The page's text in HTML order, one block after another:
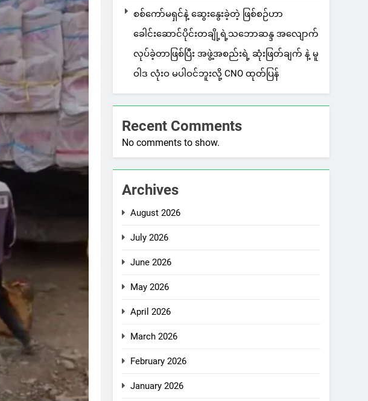
စစ်ကော်မရှင်နဲ့ ဆွေးနွေးခဲ့တဲ့ ဖြစ်စဉ်ဟာ
ခေါင်းဆောင်ပိုင်းတချို့ရဲ့သဘောဆန္ဒ အလျောက်
လုပ်ခဲ့တာဖြစ်ပြီး အဖွဲ့အစည်းရဲ့ ဆုံးဖြတ်ချက် နဲ့ မူ
ဝါဒ လုံးဝ မပါဝင်ဘူးလို့ CNO ထုတ်ပြန်
Recent Comments
No comments to show.
Archives
August 2026
July 2026
June 2026
May 2026
April 2026
March 2026
February 2026
January 2026